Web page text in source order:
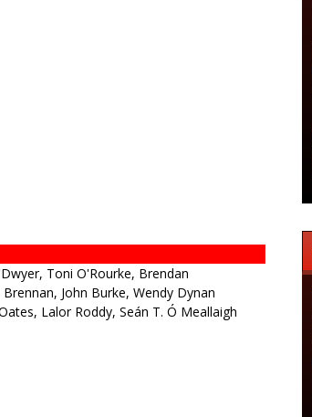
Toni O'Rourke, Brendan
John Burke, Wendy Dynan
Lalor Roddy, Seán T. Ó Meallaigh